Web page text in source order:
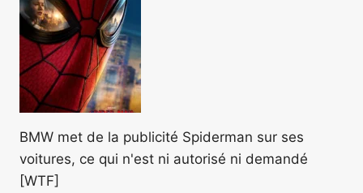
BMW met de la publicité Spiderman sur ses
voitures, ce qui n'est ni autorisé ni demandé
[WTF]